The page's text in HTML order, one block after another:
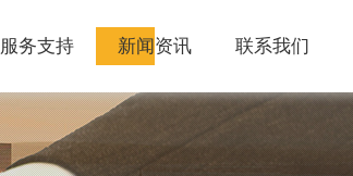
服务支持 新闻资讯 联系我们